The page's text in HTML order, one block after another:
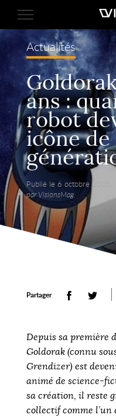
Actualités
ans :
robot
icône de
Publié le 6 octobre 2025,
par VisionsMag.
Partager
Depuis sa première
Goldorak (connu
Grendizer) est
animé de science-
sa création, il reste
collectif comme l’un